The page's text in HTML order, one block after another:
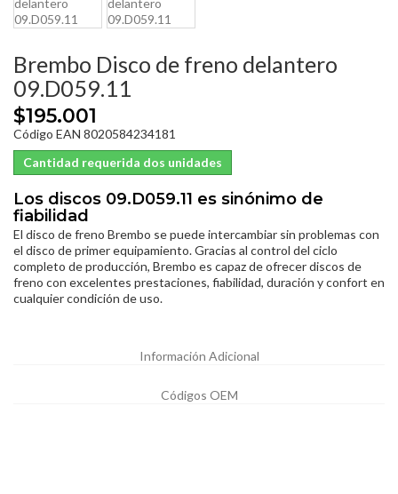
Brembo Disco de freno delantero
09.D059.11
$195.001
Código EAN 8020584234181
Cantidad requerida dos unidades
Los discos 09.D059.11 es sinónimo de
fiabilidad
El disco de freno Brembo se puede intercambiar sin problemas con
el disco de primer equipamiento. Gracias al control del ciclo
completo de producción, Brembo es capaz de ofrecer discos de
freno con excelentes prestaciones, fiabilidad, duración y confort en
cualquier condición de uso.
Información Adicional
Códigos OEM